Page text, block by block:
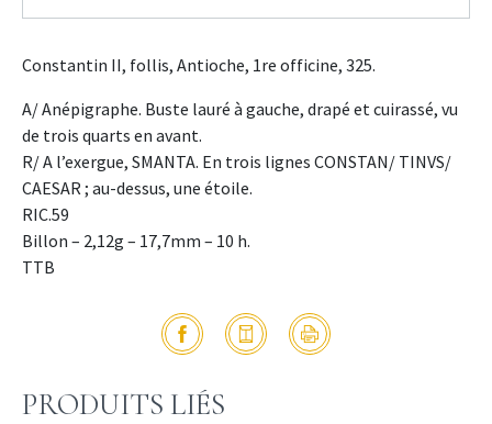
Constantin II, follis, Antioche, 1re officine, 325.
A/ Anépigraphe. Buste lauré à gauche, drapé et cuirassé, vu
de trois quarts en avant.
R/ A l’exergue, SMANTA. En trois lignes CONSTAN/ TINVS/
CAESAR ; au-dessus, une étoile.
RIC.59
Billon – 2,12g – 17,7mm – 10 h.
TTB
PRODUITS LIÉS